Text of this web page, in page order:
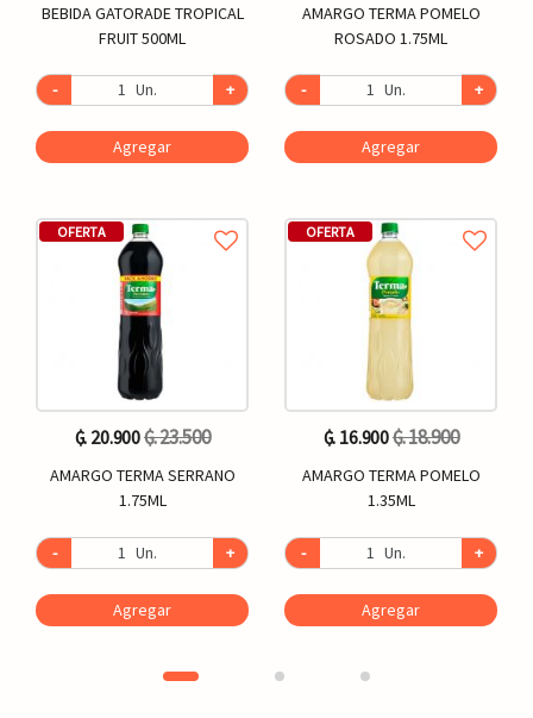
BEBIDA GATORADE TROPICAL
FRUIT 500ML
- Un. +
Agregar
OFERTA
₲. 20.900₲. 23.500
AMARGO TERMA SERRANO
1.75ML
- Un. +
Agregar
AMARGO TERMA POMELO
ROSADO 1.75ML
- Un. +
Agregar
OFERTA
₲. 16.900₲. 18.900
AMARGO TERMA POMELO
1.35ML
- Un. +
Agregar